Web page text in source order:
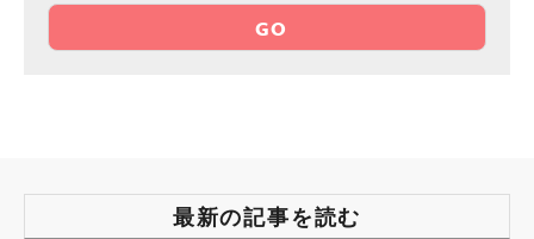
GO
最新の記事を読む